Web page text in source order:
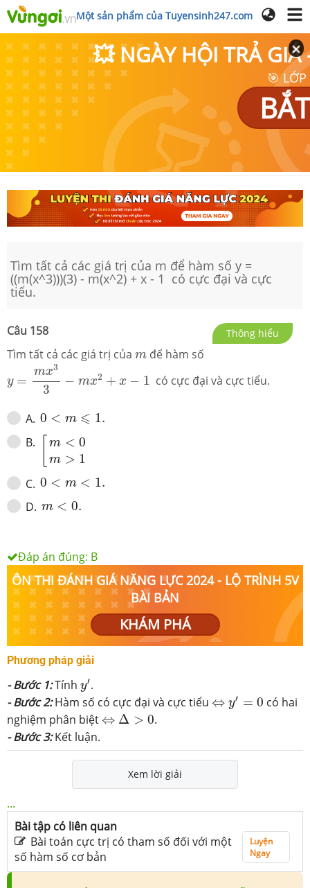
Một sản phẩm của Tuyensinh247.com
💥 NGÀY HỘI TRẢ GIÁ
🎯
Tìm tất cả các giá trị của m để hàm số y =
((m(x^3)))(3) - m(x^2) + x - 1 có cực đại và cực
tiểu.
Câu 158 Thông hiểu
Tìm tất cả các giá trị của m
m để hàm số
y =
mx3
3
− mx2 + x − 1
y=mx33−mx2+ x− 1
có cực đại và cực tiểu.
A. 0 < m ⩽ 1.
0 <m⩽ 1.
B. m < 0
m > 1
[m m
C. 0 < m < 1.
0 <m< 1.
D. m < 0.
m <0.
Đáp án đúng: B
ÔN THI ĐÁNH GIÁ NĂNG LỰC 2024 - LỘ TRÌNH 5V
BÀI BẢN
KHÁM PHÁ
Phương pháp giải
- Bước 1:Tính y′
y′.
- Bước 2:Hàm số có cực đại và cực tiểu ⇔ y′ = 0
⇔ y′=
có hai
nghiệm phân biệt⇔ Δ > 0
⇔ Δ> 0
.
- Bước 3:Kết luận.
Xem lời giải
...
Bài tập có liên quan
Bài toán cực trị có tham số đối với một
số hàm số cơ bản
Luyện
Ngay